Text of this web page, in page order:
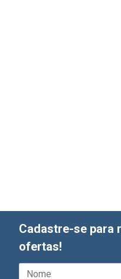
Cadastre-se para
ofertas!